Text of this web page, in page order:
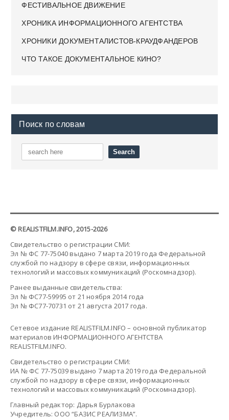
ФЕСТИВАЛЬНОЕ ДВИЖЕНИЕ
ХРОНИКА ИНФОРМАЦИОННОГО АГЕНТСТВА
ХРОНИКИ ДОКУМЕНТАЛИСТОВ-КРАУДФАНДЕРОВ
ЧТО ТАКОЕ ДОКУМЕНТАЛЬНОЕ КИНО?
Поиск по словам
© REALISTFILM.INFO, 2015-2026
Свидетельство о регистрации СМИ:
Эл № ФС 77-75040 выдано 7 марта 2019 года Федеральной
службой по надзору в сфере связи, информационных
технологий и массовых коммуникаций (Роскомнадзор).
Ранее выданные свидетельства:
Эл № ФС77-59995 от 21 ноября 2014 года
Эл № ФС77-70731 от 21 августа 2017 года.
Сетевое издание REALISTFILM.INFO – основной публикатор
материалов ИНФОРМАЦИОННОГО АГЕНТСТВА
REALISTFILM.INFO.
Свидетельство о регистрации СМИ:
ИА № ФС 77-75039 выдано 7 марта 2019 года Федеральной
службой по надзору в сфере связи, информационных
технологий и массовых коммуникаций (Роскомнадзор).
Главный редактор: Дарья Бурлакова
Учредитель: ООО “БАЗИС РЕАЛИЗМА”.